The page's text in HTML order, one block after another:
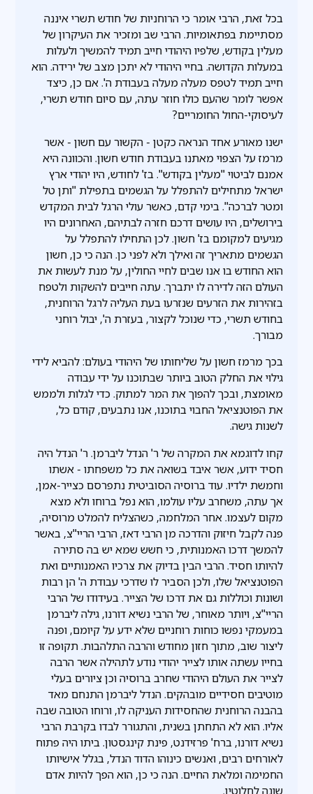
בכל זאת, הרבי אומר כי הרוחניות של חודש תשרי איננה
מסתיימת בפתאומיות. הרבי שב ומזכיר את העיקרון של
מעלין בקודש, שלפיו היהודי חייב תמיד להמשיך ולעלות
במעלות הקדושה. בחיי היהודי לא יתכן מצב של ירידה. הוא
חייב תמיד לטפס מעלה מעלה בעבודת ה'. אם כן, כיצד
אפשר לומר שהעם כולו חוזר עתה, עם סיום חודש תשרי,
לעיסוקי-החול החומריים?
ישנו מאורע אחד הנראה כקטן - הקשור עם חשון - אשר
מרמז על הצפוי מאתנו בעבודת חודש חשון. והכוונה היא
אמנם לביטוי "מעלין בקודש". בז' לחודש, היו יהודי ארץ
ישראל מתחילים להתפלל על הגשמים בתפילת "ותן טל
ומטר לברכה". בימי קדם, כאשר עולי הרגל לבית המקדש
בירושלים, היו עושים דרכם חזרה לבתיהם, האחרונים היו
מגיעים למקומם בז' חשון. לכן התחילו להתפלל על
הגשמים מתאריך זה ואילך ולא לפני כן. הנה כי כן, חשון
הוא החודש בו אנו שבים לחיי החולין, על מנת לעשות את
העולם הזה לדירה לו יתברך. עתה חייבים להשקות ולטפח
בזהירות את הזרעים שנזרעו בעת העליה לרגל הרוחנית,
בחודש תשרי, כדי שנוכל לקצור, בעזרת ה', יבול רוחני
מבורך.
בכך מרמז חשון על שליחותו של היהודי בעולם: להביא לידי
גילוי את החלק הטוב ביותר שבתוכנו על ידי עבודה
מאומצת, ובכך להפוך את המר למתוק. כדי לגלות ולממש
את הפוטנציאל החבוי בתוכנו, אנו נתבעים, קודם כל,
לשנות גישה.
קחו לדוגמא את המקרה של ר' הנדל ליברמן. ר' הנדל היה
חסיד ידוע, אשר איבד בשואה את כל משפחתו - אשתו
וחמשת ילדיו. עוד ברוסיה הסוביטית נתפרסם כצייר-אמן,
אך עתה, משחרב עליו עולמו, הוא נפל ברוחו ולא מצא
מקום לעצמו. אחר המלחמה, כשהצליח להמלט מרוסיה,
פנה לקבל חיזוק והדרכה מן הרבי דאז, הרבי הריי"צ, באשר
להמשך דרכו האמנותית, כי חשש שמא יש בה סתירה
להיותו חסיד. הרבי הבין בדיוק את צרכיו האמנותיים ואת
הפוטנציאל שלו, ולכן הסביר לו שדרכי עבודת ה' הן רבות
ושונות וכוללות גם את דרכו של הצייר. בעידודו של הרבי
הריי"צ, ויותר מאוחר, של הרבי נשיא דורנו, גילה ליברמן
במעמקי נפשו כוחות רוחניים שלא ידע על קיומם, ופנה
ליצור שוב, מתוך חזון מחודש והרבה התלהבות. תקופה זו
בחייו עשתה אותו לצייר יהודי נודע לתהילה אשר הרבה
לצייר את העולם היהודי שחרב ברוסיה וכן ציורים בעלי
מוטיבים חסידיים מובהקים. הנדל ליברמן התנחם מאד
בהבנה הרוחנית שהחסידות העניקה לו, ורוחו הטובה שבה
אליו. הוא לא התחתן בשנית, והתגורר לבדו בקרבת הרבי
נשיא דורנו, ברח' פרזידנט, פינת קינגסטון. ביתו היה פתוח
לאורחים רבים, ואנשים כינוהו הדוד הנדל, בגלל אישיותו
החמימה ומלאת החיים. הנה כי כן, הוא הפך להיות אדם
שונה לחלוטין.